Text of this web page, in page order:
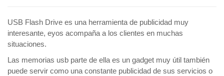
USB Flash Drive es una herramienta de publicidad muy
interesante, eyos acompaña a los clientes en muchas
situaciones.
Las memorias usb parte de ella es un gadget muy útil también
puede servir como una constante publicidad de sus servicios o